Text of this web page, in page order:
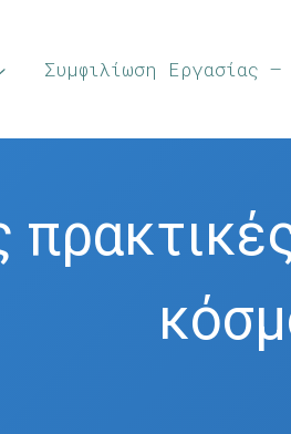
Συμφιλίωση Εργασίας –